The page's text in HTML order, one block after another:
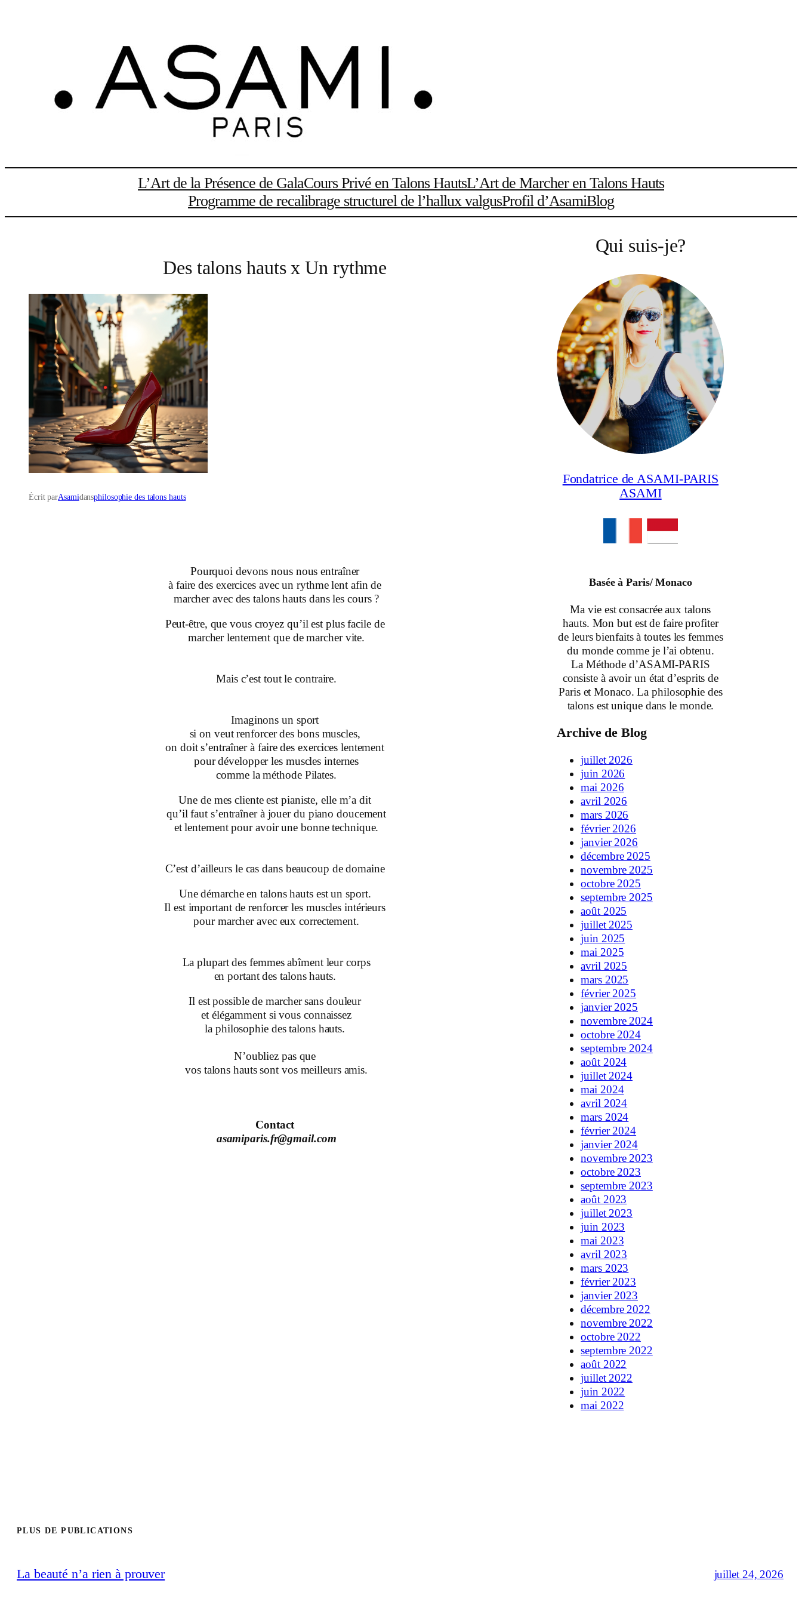
L’Art de la Présence de GalaCours Privé en Talons HautsL’Art de Marcher en Talons Hauts
Programme de recalibrage structurel de l’hallux valgusProfil d’AsamiBlog
Des talons hauts x Un rythme
Écrit parAsamidansphilosophie des talons hauts
Pourquoi devons nous nous entraîner
à faire des exercices avec un rythme lent afin de
marcher avec des talons hauts dans les cours ?
Peut-être, que vous croyez qu’il est plus facile de
marcher lentement que de marcher vite.
Mais c’est tout le contraire.
Imaginons un sport
si on veut renforcer des bons muscles,
on doit s’entraîner à faire des exercices lentement
pour développer les muscles internes
comme la méthode Pilates.
Une de mes cliente est pianiste, elle m’a dit
qu’il faut s’entraîner à jouer du piano doucement
et lentement pour avoir une bonne technique.
C’est d’ailleurs le cas dans beaucoup de domaine
Une démarche en talons hauts est un sport.
Il est important de renforcer les muscles intérieurs
pour marcher avec eux correctement.
La plupart des femmes abîment leur corps
en portant des talons hauts.
Il est possible de marcher sans douleur
et élégamment si vous connaissez
la philosophie des talons hauts.
N’oubliez pas que
vos talons hauts sont vos meilleurs amis.
Contact
asamiparis.fr@gmail.com
Qui suis-je?
Fondatrice de ASAMI-PARIS
ASAMI
Basée à Paris/ Monaco
Ma vie est consacrée aux talons
hauts. Mon but est de faire profiter
de leurs bienfaits à toutes les femmes
du monde comme je l’ai obtenu.
La Méthode d’ASAMI-PARIS
consiste à avoir un état d’esprits de
Paris et Monaco. La philosophie des
talons est unique dans le monde.
Archive de Blog
juillet 2026
juin 2026
mai 2026
avril 2026
mars 2026
février 2026
janvier 2026
décembre 2025
novembre 2025
octobre 2025
septembre 2025
août 2025
juillet 2025
juin 2025
mai 2025
avril 2025
mars 2025
février 2025
janvier 2025
novembre 2024
octobre 2024
septembre 2024
août 2024
juillet 2024
mai 2024
avril 2024
mars 2024
février 2024
janvier 2024
novembre 2023
octobre 2023
septembre 2023
août 2023
juillet 2023
juin 2023
mai 2023
avril 2023
mars 2023
février 2023
janvier 2023
décembre 2022
novembre 2022
octobre 2022
septembre 2022
août 2022
juillet 2022
juin 2022
mai 2022
PLUS DE PUBLICATIONS
La beauté n’a rien à prouver juillet 24, 2026